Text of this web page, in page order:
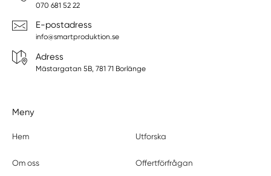
070 681 52 22
E-postadress
info@smartproduktion.se
Adress
Mästargatan 5B, 781 71 Borlänge
Meny
Hem Utforska
Om oss Offertförfrågan